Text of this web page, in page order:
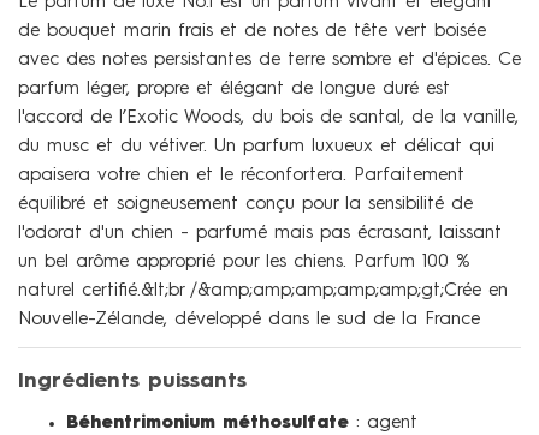
de bouquet marin frais et de notes de tête vert boisée
avec des notes persistantes de terre sombre et d'épices. Ce
parfum léger, propre et élégant de longue duré est
l'accord de l’Exotic Woods, du bois de santal, de la vanille,
du musc et du vétiver. Un parfum luxueux et délicat qui
apaisera votre chien et le réconfortera. Parfaitement
équilibré et soigneusement conçu pour la sensibilité de
l'odorat d'un chien - parfumé mais pas écrasant, laissant
un bel arôme approprié pour les chiens. Parfum 100 %
naturel certifié.&lt;br /&amp;amp;amp;amp;amp;gt;Crée en
Nouvelle-Zélande, développé dans le sud de la France
Ingrédients puissants
Béhentrimonium méthosulfate : agent